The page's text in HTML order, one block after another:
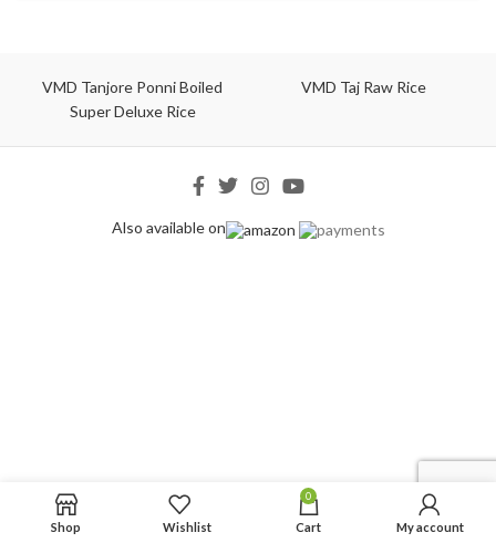
VMD Tanjore Ponni Boiled
Super Deluxe Rice
VMD Taj Raw Rice
Also available on
Shop Wishlist
0
Cart My account